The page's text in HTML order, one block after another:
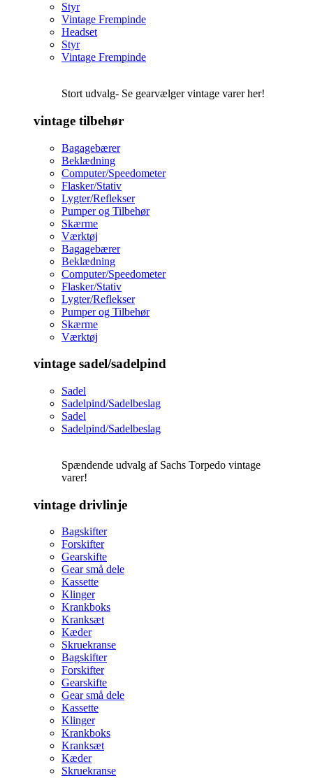
Styr
Vintage Frempinde
Headset
Styr
Vintage Frempinde
Stort udvalg- Se gearvælger vintage varer her!
vintage tilbehør
Bagagebærer
Beklædning
Computer/Speedometer
Flasker/Stativ
Lygter/Reflekser
Pumper og Tilbehør
Skærme
Værktøj
Bagagebærer
Beklædning
Computer/Speedometer
Flasker/Stativ
Lygter/Reflekser
Pumper og Tilbehør
Skærme
Værktøj
vintage sadel/sadelpind
Sadel
Sadelpind/Sadelbeslag
Sadel
Sadelpind/Sadelbeslag
Spændende udvalg af Sachs Torpedo vintage
varer!
vintage drivlinje
Bagskifter
Forskifter
Gearskifte
Gear små dele
Kassette
Klinger
Krankboks
Kranksæt
Kæder
Skruekranse
Bagskifter
Forskifter
Gearskifte
Gear små dele
Kassette
Klinger
Krankboks
Kranksæt
Kæder
Skruekranse